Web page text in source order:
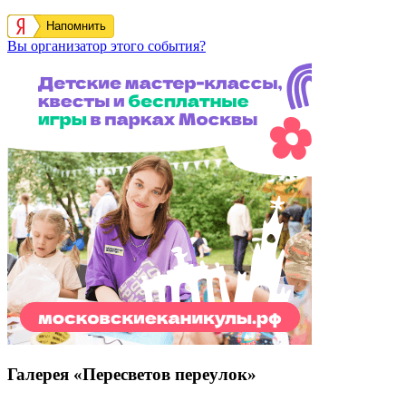
Напомнить
Вы организатор этого события?
Галерея «Пересветов переулок»